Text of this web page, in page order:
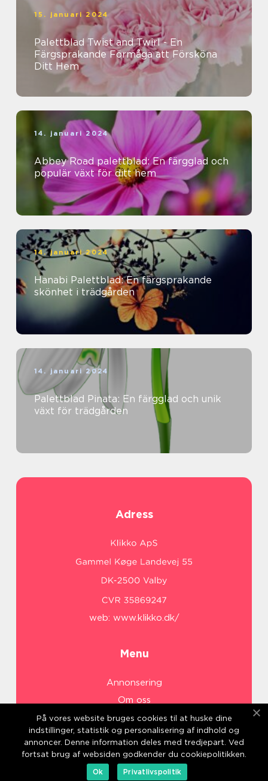
15. januari 2024
Palettblad Twist and Twirl - En
Färgsprakande Förmåga att Försköna
Ditt Hem
14. januari 2024
Abbey Road palettblad: En färgglad och
populär växt för ditt hem
14. januari 2024
Hanabi Palettblad: En färgsprakande
skönhet i trädgården
14. januari 2024
Palettblad Pinata: En färgglad och unik
växt för trädgården
Adress
web: www.klikko.dk/
Menu
Annonsering
Om oss
Cookies
Kontakta oss
Sitemap
På vores website bruges cookies til at huske dine
indstillinger, statistik og personalisering af indhold og
annoncer. Denne information deles med tredjepart. Ved
fortsat brug af websiden godkender du cookiepolitikken.
Ok
Privatlivspolitik